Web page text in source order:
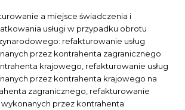
a miejsce świadczenia i
usługi w przypadku obrotu
refakturowanie usług
przez kontrahenta zagranicznego
krajowego, refakturowanie usług
przez kontrahenta krajowego na
zagranicznego, refakturowanie
wykonanych przez kontrahenta